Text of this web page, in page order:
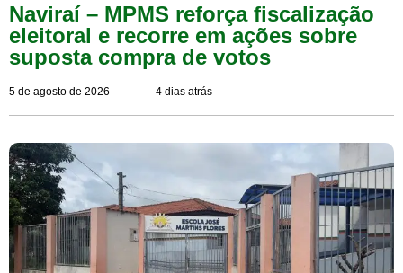
Naviraí – MPMS reforça fiscalização
eleitoral e recorre em ações sobre
suposta compra de votos
5 de agosto de 2026 4 dias atrás